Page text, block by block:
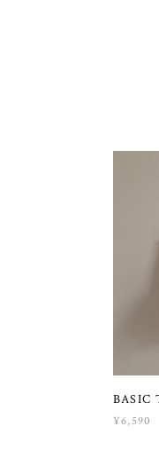
BASIC
¥6,590